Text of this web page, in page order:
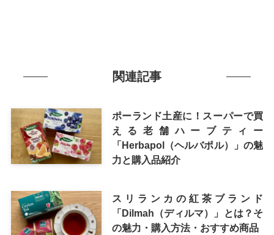
関連記事
ポーランド土産に！スーパーで買
える老舗ハーブティー
「Herbapol（ヘルバポル）」の魅
力と購入品紹介
スリランカの紅茶ブランド
「Dilmah（ディルマ）」とは？そ
の魅力・購入方法・おすすめ商品